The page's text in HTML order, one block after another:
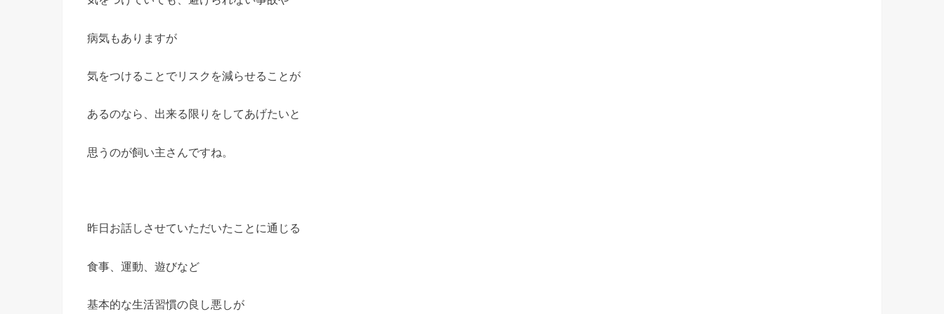
病気もありますが
気をつけることでリスクを減らせることが
あるのなら、出来る限りをしてあげたいと
思うのが飼い主さんですね。
昨日お話しさせていただいたことに通じる
食事、運動、遊びなど
基本的な生活習慣の良し悪しが